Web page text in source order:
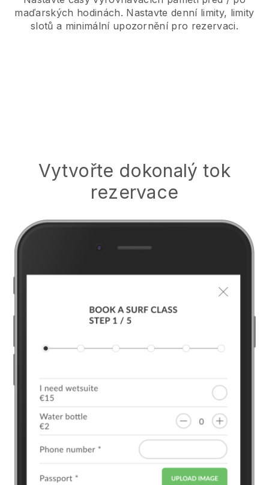
maďarských hodinách. Nastavte denní limity, limity
slotů a minimální upozornění pro rezervaci.
Vytvořte dokonalý tok
rezervace